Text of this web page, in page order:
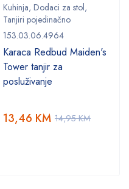
Kuhinja, Dodaci za stol,
Tanjiri pojedinačno
153.03.06.4964
Karaca Redbud Maiden's
Tower tanjir za
posluživanje
14,95KM
13,46 KM